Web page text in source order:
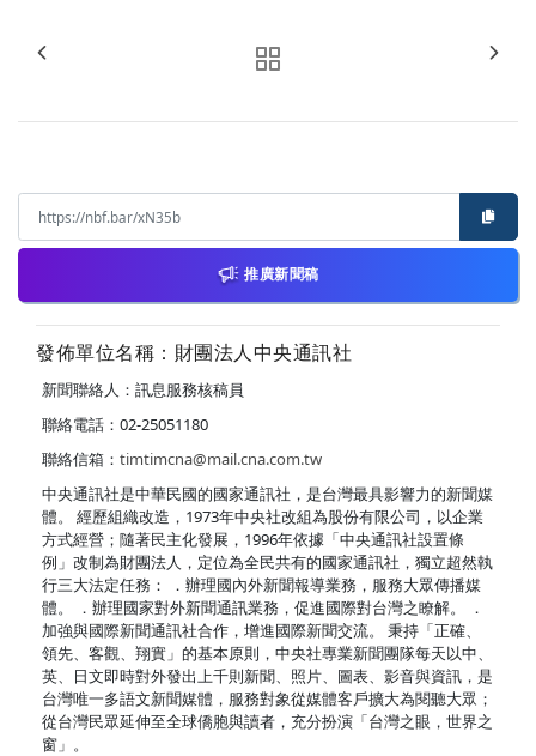
推廣新聞稿
發佈單位名稱：財團法人中央通訊社
新聞聯絡人：訊息服務核稿員
聯絡電話：02-25051180
聯絡信箱： timtimcna@mail.cna.com.tw
中央通訊社是中華民國的國家通訊社，是台灣最具影響力的新聞媒
體。 經歷組織改造，1973年中央社改組為股份有限公司，以企業
方式經營；隨著民主化發展，1996年依據「中央通訊社設置條
例」改制為財團法人，定位為全民共有的國家通訊社，獨立超然執
行三大法定任務： ．辦理國內外新聞報導業務，服務大眾傳播媒
體。 ．辦理國家對外新聞通訊業務，促進國際對台灣之瞭解。 ．
加強與國際新聞通訊社合作，增進國際新聞交流。 秉持「正確、
領先、客觀、翔實」的基本原則，中央社專業新聞團隊每天以中、
英、日文即時對外發出上千則新聞、照片、圖表、影音與資訊，是
台灣唯一多語文新聞媒體，服務對象從媒體客戶擴大為閱聽大眾；
從台灣民眾延伸至全球僑胞與讀者，充分扮演「台灣之眼，世界之
窗」。